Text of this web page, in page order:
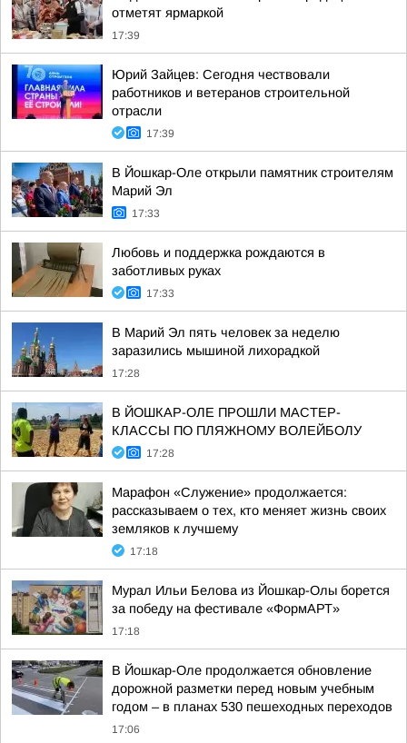
отметят ярмаркой
17:39
Юрий Зайцев: Сегодня чествовали
работников и ветеранов строительной
отрасли
17:39
В Йошкар-Оле открыли памятник строителям
Марий Эл
17:33
Любовь и поддержка рождаются в
заботливых руках
17:33
В Марий Эл пять человек за неделю
заразились мышиной лихорадкой
17:28
В ЙОШКАР-ОЛЕ ПРОШЛИ МАСТЕР-
КЛАССЫ ПО ПЛЯЖНОМУ ВОЛЕЙБОЛУ
17:28
Марафон «Служение» продолжается:
рассказываем о тех, кто меняет жизнь своих
земляков к лучшему
17:18
Мурал Ильи Белова из Йошкар-Олы борется
за победу на фестивале «ФормАРТ»
17:18
В Йошкар-Оле продолжается обновление
дорожной разметки перед новым учебным
годом – в планах 530 пешеходных переходов
17:06